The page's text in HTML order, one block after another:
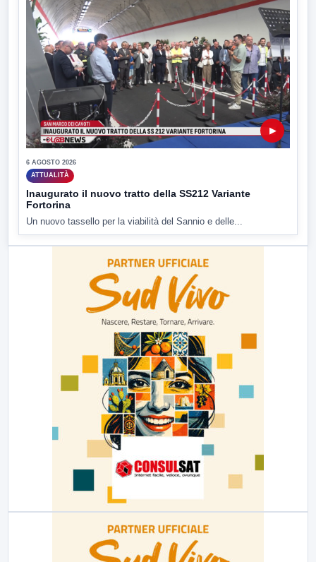
▶
6 AGOSTO 2026
ATTUALITÀ
Inaugurato il nuovo tratto della SS212 Variante
Fortorina
Un nuovo tassello per la viabilità del Sannio e delle...